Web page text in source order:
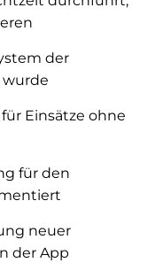
der
Einsätze ohne
für den
neuer
der App